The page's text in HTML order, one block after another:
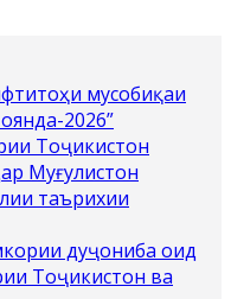
мусобиқаи
2026”
Тоҷикистон
Муғулистон
таърихии
дуҷониба оид
Тоҷикистон ва